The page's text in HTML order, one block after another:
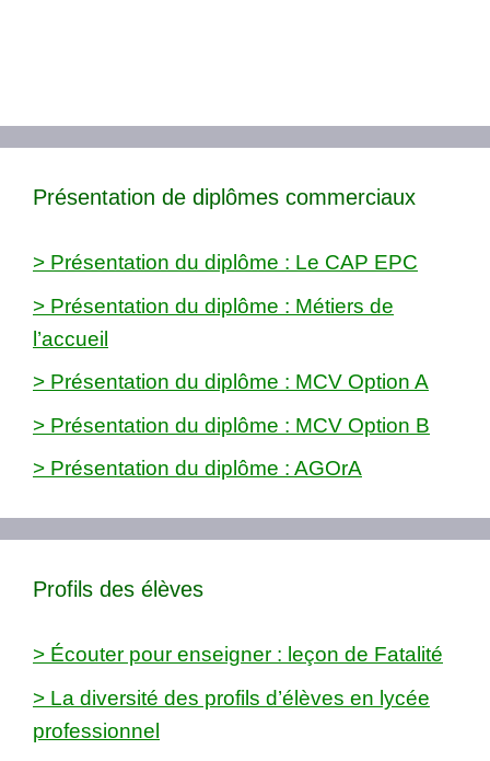
Présentation de diplômes commerciaux
> Présentation du diplôme : Le CAP EPC
> Présentation du diplôme : Métiers de
l’accueil
> Présentation du diplôme : MCV Option A
> Présentation du diplôme : MCV Option B
> Présentation du diplôme : AGOrA
Profils des élèves
> Écouter pour enseigner : leçon de Fatalité
> La diversité des profils d’élèves en lycée
professionnel